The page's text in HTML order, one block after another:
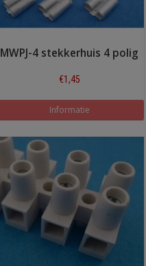
MWPJ-4 stekkerhuis 4 polig
€1,45
Informatie